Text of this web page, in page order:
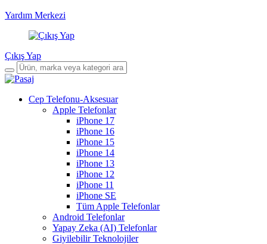
Yardım Merkezi
Çıkış Yap
Cep Telefonu-Aksesuar
Apple Telefonlar
iPhone 17
iPhone 16
iPhone 15
iPhone 14
iPhone 13
iPhone 12
iPhone 11
iPhone SE
Tüm Apple Telefonlar
Android Telefonlar
Yapay Zeka (AI) Telefonlar
Giyilebilir Teknolojiler